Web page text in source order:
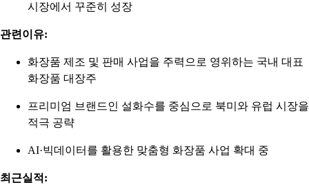
시장에서 꾸준히 성장
관련이유:
화장품 제조 및 판매 사업을 주력으로 영위하는 국내 대표
화장품 대장주
프리미엄 브랜드인 설화수를 중심으로 북미와 유럽 시장을
적극 공략
AI·빅데이터를 활용한 맞춤형 화장품 사업 확대 중
최근실적: